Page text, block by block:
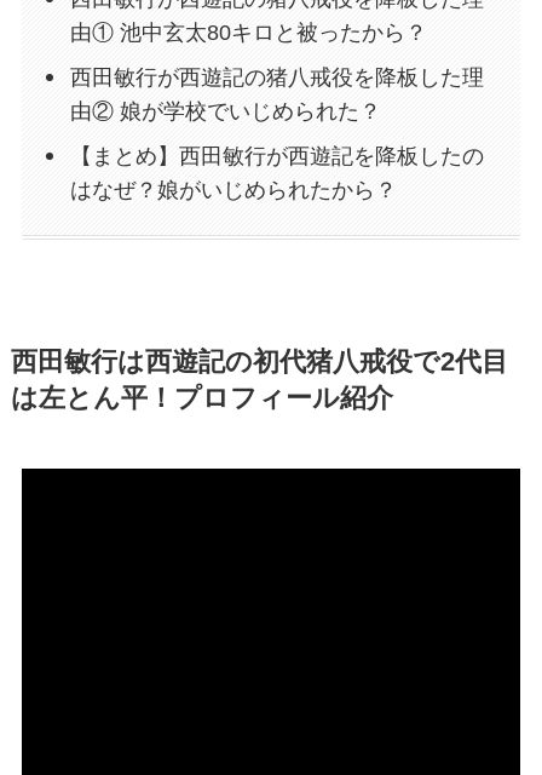
由① 池中玄太80キロと被ったから？
西田敏行が西遊記の猪八戒役を降板した理
由② 娘が学校でいじめられた？
【まとめ】西田敏行が西遊記を降板したの
はなぜ？娘がいじめられたから？
西田敏行は西遊記の初代猪八戒役で2代目
は左とん平！プロフィール紹介